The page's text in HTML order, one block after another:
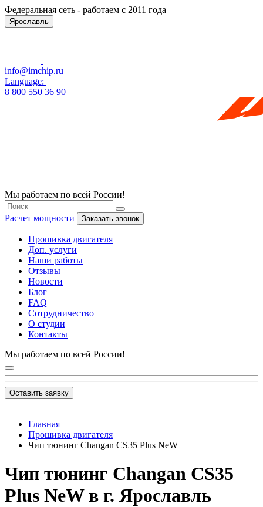
Федеральная сеть - работаем с 2011 года
Ярославль
info@imchip.ru
Language:
8 800 550 36 90
Мы работаем по всей России!
Расчет мощности Заказать звонок
Прошивка двигателя
Доп. услуги
Наши работы
Отзывы
Новости
Блог
FAQ
Сотрудничество
О студии
Контакты
Мы работаем по всей России!
Оставить заявку
Главная
Прошивка двигателя
Чип тюнинг Changan CS35 Plus NeW
Чип тюнинг Changan CS35
Plus NeW в г. Ярославль